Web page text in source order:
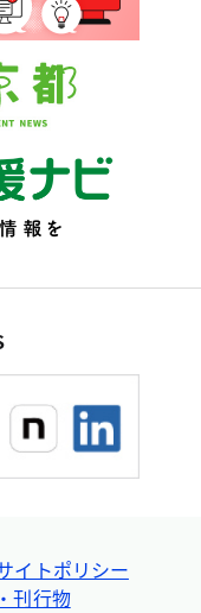
イトポリシー
刊行物